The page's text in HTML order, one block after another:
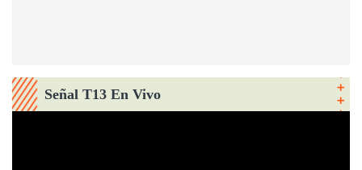
Señal T13 En Vivo